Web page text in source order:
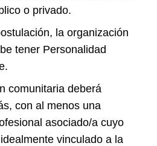
o privado.
la organización
tener Personalidad
comunitaria deberá
con al menos una
asociado/a cuyo
vinculado a la